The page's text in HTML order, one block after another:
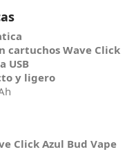
cartuchos Wave Click
USB
y ligero
Click Azul Bud Vape